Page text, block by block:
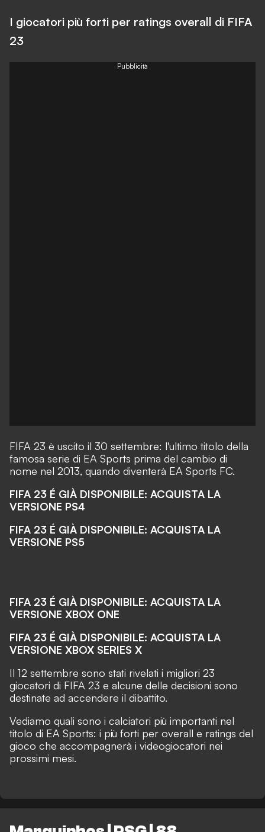
I giocatori più forti per ratings overall di FIFA
23
Pubblicità
FIFA 23 è uscito il 30 settembre: l'ultimo titolo della
famosa serie di EA Sports prima del cambio di
nome nel 2013, quando diventerà EA Sports FC.
FIFA 23 É GIÀ DISPONIBILE: ACQUISTA LA
VERSIONE PS4
FIFA 23 É GIÀ DISPONIBILE: ACQUISTA LA
VERSIONE PS5
FIFA 23 É GIÀ DISPONIBILE: ACQUISTA LA
VERSIONE XBOX ONE
FIFA 23 É GIÀ DISPONIBILE: ACQUISTA LA
VERSIONE XBOX SERIES X
Il 12 settembre sono stati rivelati i migliori 23
giocatori di FIFA 23 e alcune delle decisioni sono
destinate ad accendere il dibattito.
Vediamo quali sono i calciatori più importanti nel
titolo di EA Sports: i più forti per overall e ratings del
gioco che accompagnerà i videogiocatori nei
prossimi mesi.